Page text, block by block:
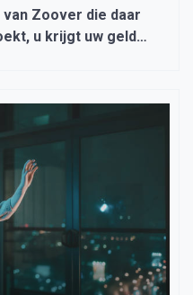
Zoover die daar
u krijgt uw geld